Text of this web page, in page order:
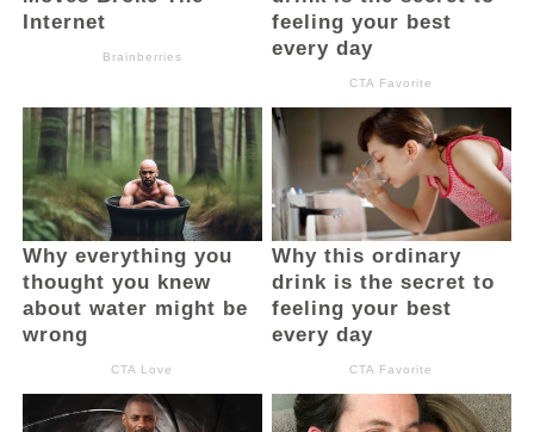
perlindungan konsumen.
“Kita sebagai anggota DPD RI Sulut, ingin
berdiskusi dengan Dinas Pendidikan, Dinas
Kesehatan, Badan Gizi, Balai POM, untuk
mendapatkan masukan,” jelas Adriana.
Ia menambahkan, pembahasan program
MBG berlandaskan Undang-Undang Nomor
17 Tahun 2023 tentang Kesehatan, yang
menekankan pentingnya sistem kesehatan
nasional yang merata, berkeadilan, serta
berorientasi pada upaya promotif dan
preventif.